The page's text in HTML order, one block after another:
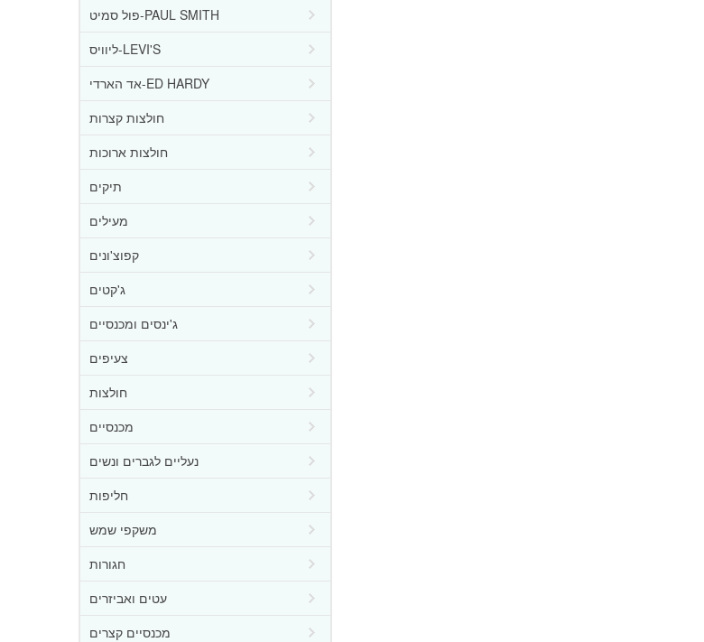
פול סמיט-PAUL SMITH
ליוויס-LEVI'S
אד הארדי-ED HARDY
חולצות קצרות
חולצות ארוכות
תיקים
מעילים
קפוצ'ונים
ג'קטים
ג'ינסים ומכנסיים
צעיפים
חולצות
מכנסיים
נעליים לגברים ונשים
חליפות
משקפי שמש
חגורות
עטים ואביזרים
מכנסיים קצרים